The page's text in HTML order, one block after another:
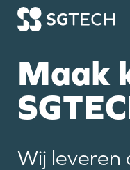
Skip to content
Maak
Wij leveren